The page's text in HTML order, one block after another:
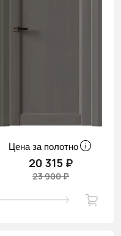
Цена за полотно
20 315 ₽
23 900 ₽